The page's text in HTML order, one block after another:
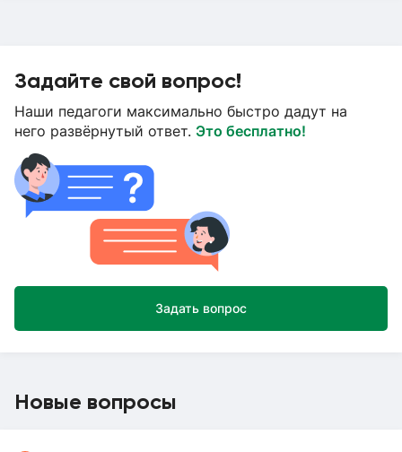
Задайте свой вопрос!
Наши педагоги максимально быстро дадут на
него развёрнутый ответ. Это бесплатно!
Задать вопрос
Новые вопросы